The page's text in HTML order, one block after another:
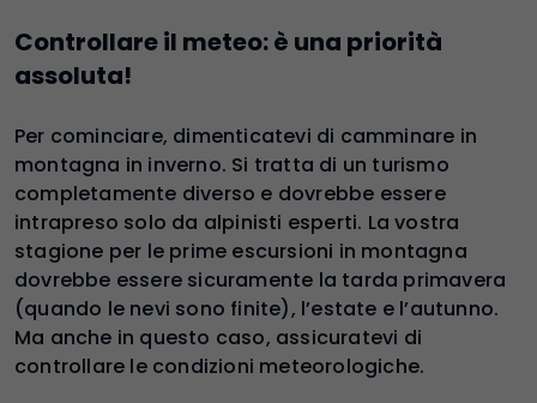
Controllare il meteo: è una priorità
assoluta!
Per cominciare, dimenticatevi di camminare in
montagna in inverno. Si tratta di un turismo
completamente diverso e dovrebbe essere
intrapreso solo da alpinisti esperti. La vostra
stagione per le prime escursioni in montagna
dovrebbe essere sicuramente la tarda primavera
(quando le nevi sono finite), l’estate e l’autunno.
Ma anche in questo caso, assicuratevi di
controllare le condizioni meteorologiche.